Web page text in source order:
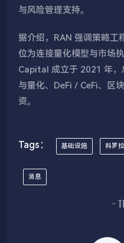
与风险管理支持。
据介绍，RAN 强调策略工
位为连接量化模型与市场
Capital 成立于 2021 年，
与量化、DeFi / CeFi、区
资。
Tags： 基础设施 科罗
消息
-